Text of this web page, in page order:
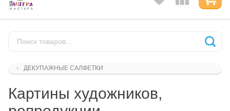
ДЕКУПАЖНЫЕ САЛФЕТКИ
Картины художников,